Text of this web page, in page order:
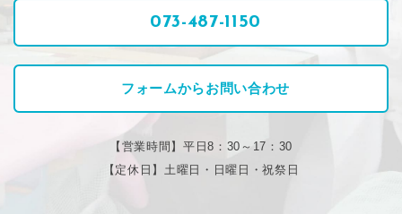
073-487-1150
フォームからお問い合わせ
【営業時間】平日8：30～17：30
【定休日】土曜日・日曜日・祝祭日